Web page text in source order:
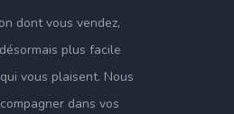
dont vous vendez,
plus facile
vous plaisent. Nous
dans vos